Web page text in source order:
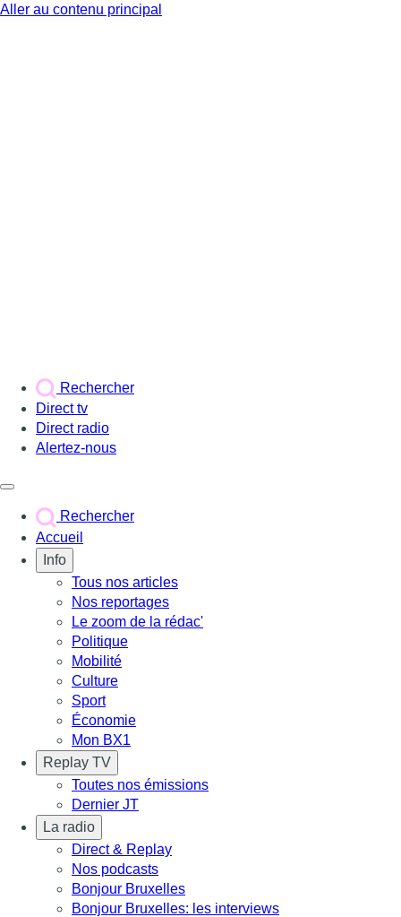
Aller au contenu principal
Rechercher
Direct tv
Direct radio
Alertez-nous
Rechercher
Accueil
Info
Tous nos articles
Nos reportages
Le zoom de la rédac'
Politique
Mobilité
Culture
Sport
Économie
Mon BX1
Replay TV
Toutes nos émissions
Dernier JT
La radio
Direct & Replay
Nos podcasts
Bonjour Bruxelles
Bonjour Bruxelles: les interviews